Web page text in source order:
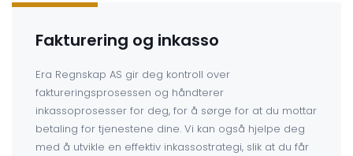
Fakturering og inkasso
Era Regnskap AS gir deg kontroll over
faktureringsprosessen og håndterer
inkassoprosesser for deg, for å sørge for at du mottar
betaling for tjenestene dine. Vi kan også hjelpe deg
med å utvikle en effektiv inkassostrategi, slik at du får